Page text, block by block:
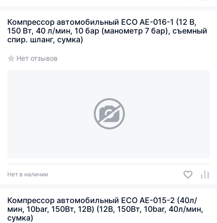
Компрессор автомобильный ECO AE-016-1 (12 В,
150 Вт, 40 л/мин, 10 бар (манометр 7 бар), съемный
спир. шланг, сумка)
Нет отзывов
Нет в наличии
Компрессор автомобильный ECO AE-015-2 (40л/
мин, 10bar, 150Вт, 12В) (12В, 150Вт, 10bar, 40л/мин,
сумка)